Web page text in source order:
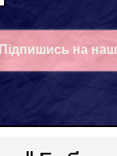
Підпишись на наш
Telegram